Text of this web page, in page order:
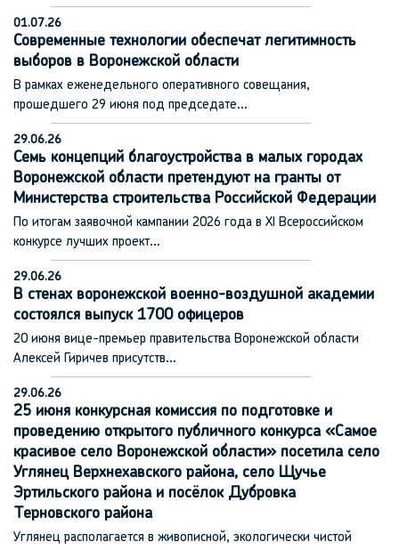
01.07.26
Современные технологии обеспечат легитимность
выборов в Воронежской области
В рамках еженедельного оперативного совещания,
прошедшего 29 июня под председате…
29.06.26
Семь концепций благоустройства в малых городах
Воронежской области претендуют на гранты от
Министерства строительства Российской Федерации
По итогам заявочной кампании 2026 года в XI Всероссийском
конкурсе лучших проект…
29.06.26
В стенах воронежской военно-воздушной академии
состоялся выпуск 1700 офицеров
20 июня вице-премьер правительства Воронежской области
Алексей Гиричев присутств…
29.06.26
25 июня конкурсная комиссия по подготовке и
проведению открытого публичного конкурса «Самое
красивое село Воронежской области» посетила село
Углянец Верхнехавского района, село Щучье
Эртильского района и посёлок Дубровка
Терновского района
Углянец располагается в живописной, экологически чистой